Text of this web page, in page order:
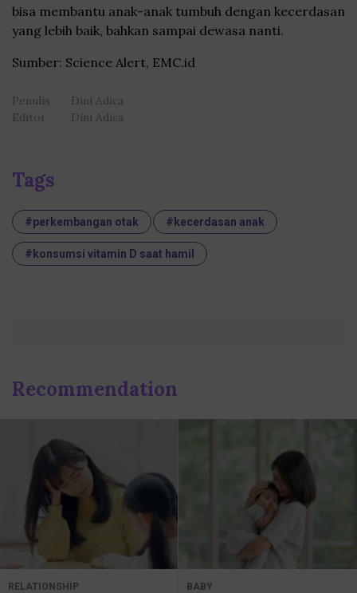
bisa membantu anak-anak tumbuh dengan kecerdasan
yang lebih baik, bahkan sampai dewasa nanti.
Sumber: Science Alert, EMC.id
Penulis
Dini Adica
Editor
Dini Adica
Tags
#perkembangan otak #kecerdasan anak
#konsumsi vitamin D saat hamil
Recommendation
RELATIONSHIP BABY